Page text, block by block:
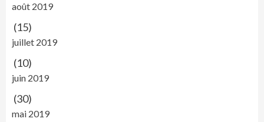
août 2019
(15)
juillet 2019
(10)
juin 2019
(30)
mai 2019